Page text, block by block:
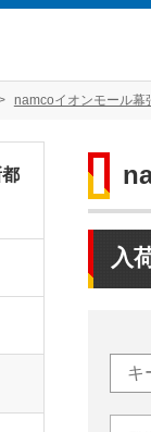
namcoイオンモール幕
入